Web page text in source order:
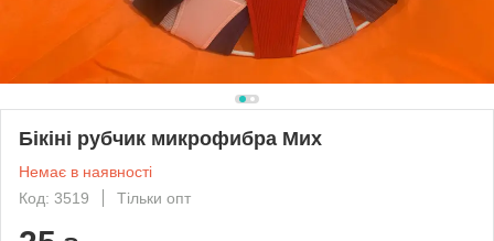
Бікіні рубчик микрофибра Мих
Немає в наявності
Код: 3519
Тільки опт